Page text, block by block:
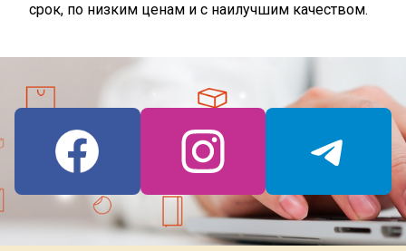
срок, по низким ценам и с наилучшим качеством.